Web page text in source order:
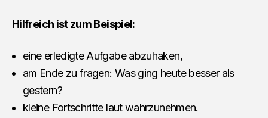
Hilfreich ist zum Beispiel:
eine erledigte Aufgabe abzuhaken,
am Ende zu fragen: Was ging heute besser als
gestern?
kleine Fortschritte laut wahrzunehmen.